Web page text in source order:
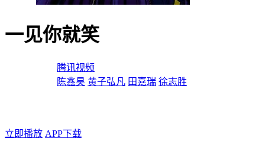
一见你就笑
腾讯视频
陈鑫昊 黄子弘凡 田嘉瑞 徐志胜
立即播放 APP下载